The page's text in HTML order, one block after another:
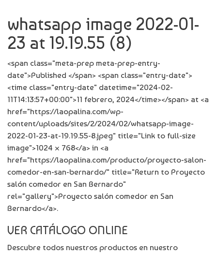
whatsapp image 2022-01-
23 at 19.19.55 (8)
<span class="meta-prep meta-prep-entry-
date">Published </span> <span class="entry-date">
<time class="entry-date" datetime="2024-02-
11T14:13:57+00:00">11 febrero, 2024</time></span> at <a
href="https://laopalina.com/wp-
content/uploads/sites/2/2024/02/whatsapp-image-
2022-01-23-at-19.19.55-8.jpeg" title="Link to full-size
image">1024 × 768</a> in <a
href="https://laopalina.com/producto/proyecto-salon-
comedor-en-san-bernardo/" title="Return to Proyecto
salón comedor en San Bernardo"
rel="gallery">Proyecto salón comedor en San
Bernardo</a>.
VER CATÁLOGO ONLINE
Descubre todos nuestros productos en nuestro